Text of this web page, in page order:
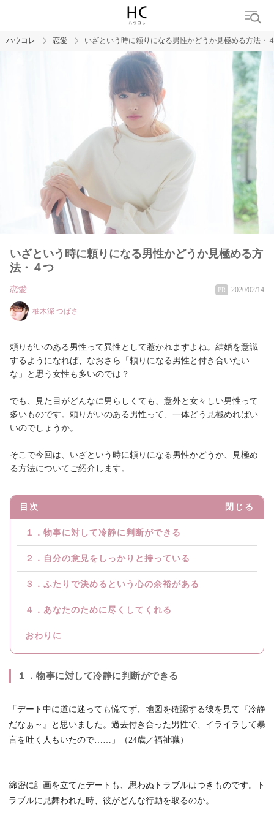
ハウコレ 恋愛 いざという時に頼りになる男性かどうか見極める方法・
いざという時に頼りになる男性かどうか見極める方
法・４つ
恋愛 PR 2020/02/14
柚木深 つばさ
頼りがいのある男性って異性として惹かれますよね。結婚を意識
するようになれば、なおさら「頼りになる男性と付き合いたい
な」と思う女性も多いのでは？
でも、見た目がどんなに男らしくても、意外と女々しい男性って
多いものです。頼りがいのある男性って、一体どう見極めればい
いのでしょうか。
そこで今回は、いざという時に頼りになる男性かどうか、見極め
る方法についてご紹介します。
目次 閉じる
１．物事に対して冷静に判断ができる
２．自分の意見をしっかりと持っている
３．ふたりで決めるという心の余裕がある
４．あなたのために尽くしてくれる
おわりに
１．物事に対して冷静に判断ができる
「デート中に道に迷っても慌てず、地図を確認する彼を見て『冷静
だなぁ～』と思いました。過去付き合った男性で、イライラして暴
言を吐く人もいたので……」（24歳／福祉職）
綿密に計画を立てたデートも、思わぬトラブルはつきものです。ト
ラブルに見舞われた時、彼がどんな行動を取るのか。